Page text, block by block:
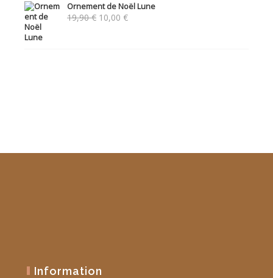
Ornement de Noël Lune
19,90€ Le
10,00 €Le
Information